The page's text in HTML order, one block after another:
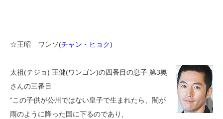
☆王昭 ワンソ(チャン・ヒョク)
太祖(テジョ) 王健(ワンゴン)の四番目の息子 第3奥
さんの三番目
“この子供が公州ではない皇子で生まれたら、闇が
雨のように降った国に下るのであり,